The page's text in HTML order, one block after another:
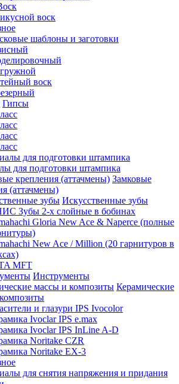
воск
шаблоны и заготовки
воск
Гипсы
для подготовки штампика
Замковые
(аттачмены)
Искусственные зубы
Зубы 2-х слойные в бобинах
Gloria New Ace & Naperce (полные
New Ace / Million (20 гарнитуров в
MFT
Инструменты
Керамические
и глазури IPS Ivocolor
Ivoclar IPS e.max
Ivoclar IPS InLine A-D
Noritake CZR
Noritake EX-3